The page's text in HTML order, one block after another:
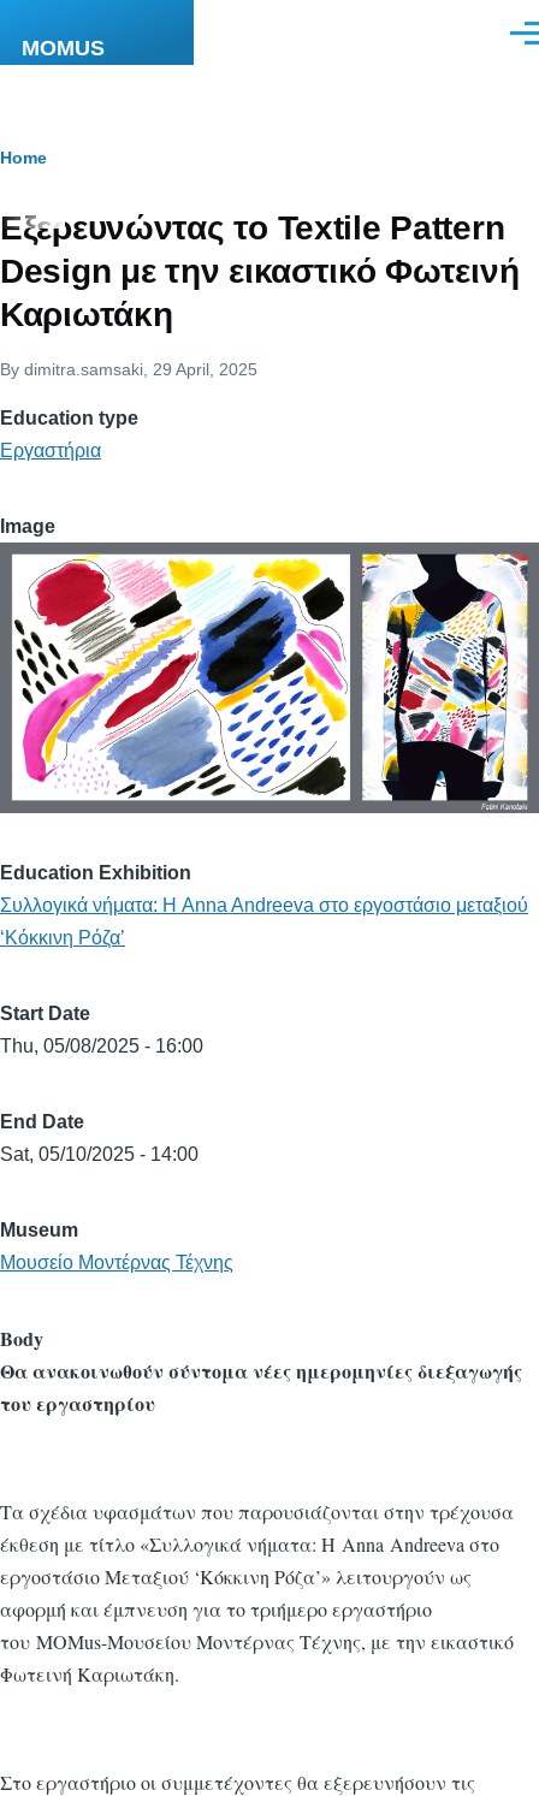
MOMUS
Breadcrumb
Home
Εξερευνώντας το Textile Pattern
Design με την εικαστικό Φωτεινή
Καριωτάκη
By dimitra.samsaki , 29 April, 2025
Education type
Εργαστήρια
Image
Education Exhibition
Συλλογικά νήματα: Η Anna Andreeva στο εργοστάσιο μεταξιού
‘Κόκκινη Ρόζα’
Start Date
Thu, 05/08/2025 - 16:00
End Date
Sat, 05/10/2025 - 14:00
Museum
Μουσείο Μοντέρνας Τέχνης
Body
Θα ανακοινωθούν σύντομα νέες ημερομηνίες διεξαγωγής
του εργαστηρίου
Τα σχέδια υφασμάτων που παρουσιάζονται στην τρέχουσα
έκθεση με τίτλο «Συλλογικά νήματα: Η Anna Andreeva στο
εργοστάσιο Μεταξιού ‘Κόκκινη Ρόζα’» λειτουργούν ως
αφορμή και έμπνευση για το τριήμερο εργαστήριο
του MOMus-Μουσείου Μοντέρνας Τέχνης, με την εικαστικό
Φωτεινή Καριωτάκη.
Στο εργαστήριο οι συμμετέχοντες θα εξερευνήσουν τις